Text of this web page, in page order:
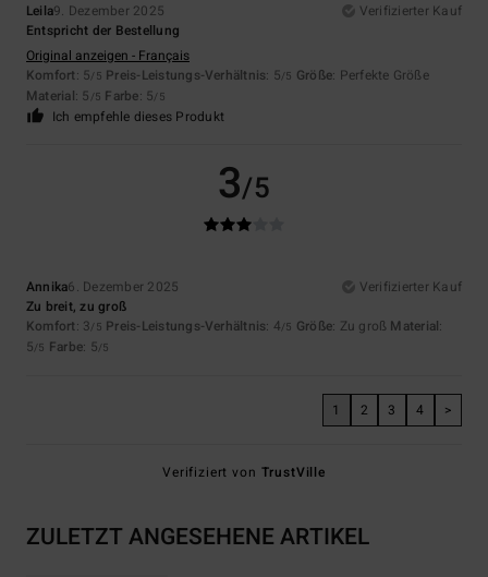
Leila9. Dezember 2025
Verifizierter Kauf
Entspricht der Bestellung
Original anzeigen - Français
Komfort: 5/5 Preis-Leistungs-Verhältnis: 5/5 Größe: Perfekte Größe
Material: 5 /5 Farbe: 5/5
Ich empfehle dieses Produkt
3/5
Annika6. Dezember 2025
Verifizierter Kauf
Zu breit, zu groß
Komfort: 3/5 Preis-Leistungs-Verhältnis: 4/5 Größe: Zu groß Material:
5/5 Farbe: 5/5
1 2 3 4 >
Verifiziert von TrustVille
ZULETZT ANGESEHENE ARTIKEL